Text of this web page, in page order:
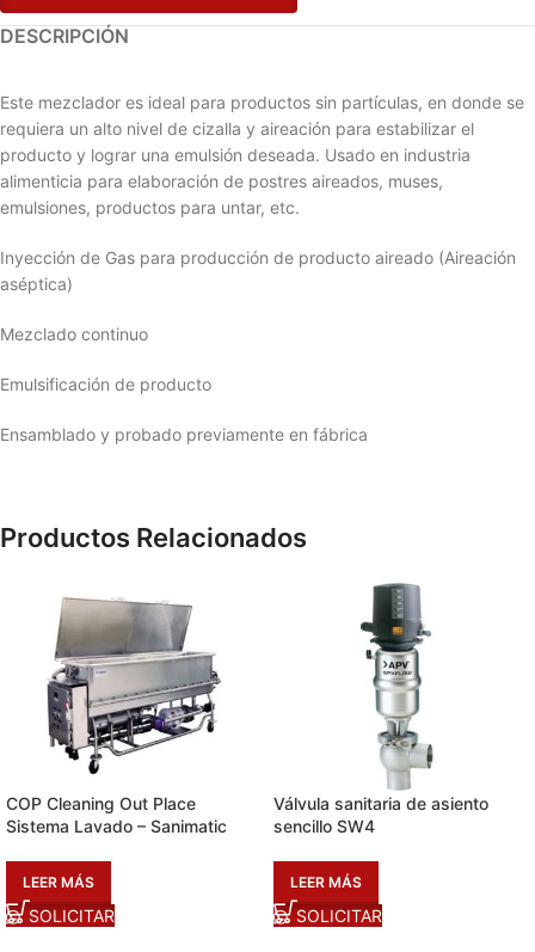
DESCRIPCIÓN
Este mezclador es ideal para productos sin partículas, en donde se
requiera un alto nivel de cizalla y aireación para estabilizar el
producto y lograr una emulsión deseada. Usado en industria
alimenticia para elaboración de postres aireados, muses,
emulsiones, productos para untar, etc.
Inyección de Gas para producción de producto aireado (Aireación
aséptica)
Mezclado continuo
Emulsificación de producto
Ensamblado y probado previamente en fábrica
Productos Relacionados
COP Cleaning Out Place
Sistema Lavado – Sanimatic
LEER MÁS
SOLICITAR
Válvula sanitaria de asiento
sencillo SW4
LEER MÁS
SOLICITAR